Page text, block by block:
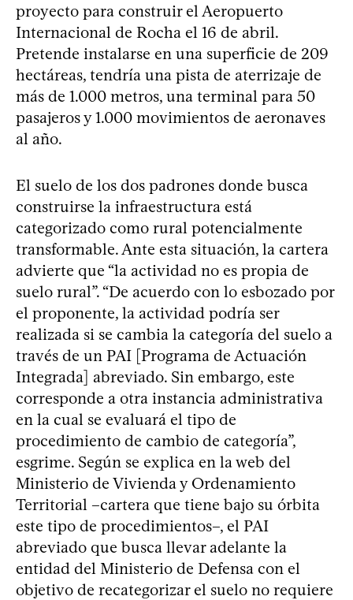
proyecto para construir el Aeropuerto
Internacional de Rocha el 16 de abril.
Pretende instalarse en una superficie de 209
hectáreas, tendría una pista de aterrizaje de
más de 1.000 metros, una terminal para 50
pasajeros y 1.000 movimientos de aeronaves
al año.
El suelo de los dos padrones donde busca
construirse la infraestructura está
categorizado como rural potencialmente
transformable. Ante esta situación, la cartera
advierte que “la actividad no es propia de
suelo rural”. “De acuerdo con lo esbozado por
el proponente, la actividad podría ser
realizada si se cambia la categoría del suelo a
través de un PAI [Programa de Actuación
Integrada] abreviado. Sin embargo, este
corresponde a otra instancia administrativa
en la cual se evaluará el tipo de
procedimiento de cambio de categoría”,
esgrime. Según se explica en la web del
Ministerio de Vivienda y Ordenamiento
Territorial –cartera que tiene bajo su órbita
este tipo de procedimientos–, el PAI
abreviado que busca llevar adelante la
entidad del Ministerio de Defensa con el
objetivo de recategorizar el suelo no requiere